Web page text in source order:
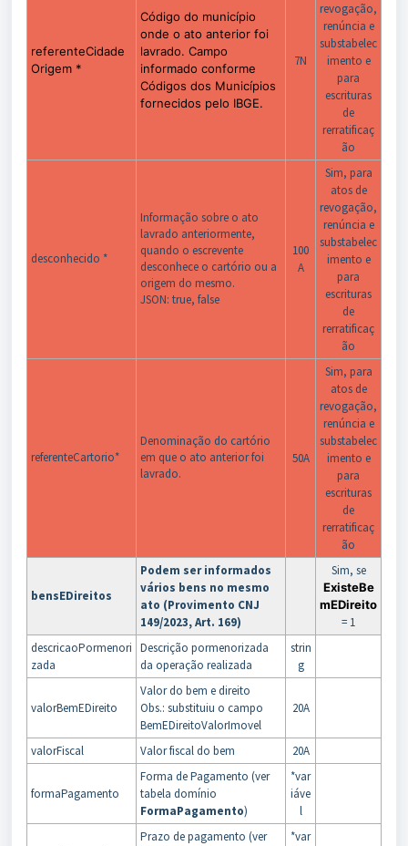
referenteCidade
Origem *
Código do município
onde o ato anterior foi
lavrado. Campo
informado conforme
Códigos dos Municípios
fornecidos pelo IBGE.
7N
revogação,
renúncia e
substabelec
imento e
para
escrituras
de
rerratificaç
ão
desconhecido *
Informação sobre o ato
lavrado anteriormente,
quando o escrevente
desconhece o cartório ou a
origem do mesmo.
JSON: true, false
100
A
Sim, para
atos de
revogação,
renúncia e
substabelec
imento e
para
escrituras
de
rerratificaç
ão
referenteCartorio*
Denominação do cartório
em que o ato anterior foi
lavrado.
50A
Sim, para
atos de
revogação,
renúncia e
substabelec
imento e
para
escrituras
de
rerratificaç
ão
bensEDireitos
Podem ser informados
vários bens no mesmo
ato (Provimento CNJ
149/2023, Art. 169)
Sim, se
ExisteBe
mEDireito
= 1
descricaoPormenori
zada
Descrição pormenorizada
da operação realizada
strin
g
valorBemEDireito
Valor do bem e direito
Obs.: substituiu o campo
BemEDireitoValorImovel
20A
valorFiscal Valor fiscal do bem 20A
formaPagamento
Forma de Pagamento (ver
tabela domínio
FormaPagamento)
*var
iáve
l
Prazo de pagamento (ver
*var